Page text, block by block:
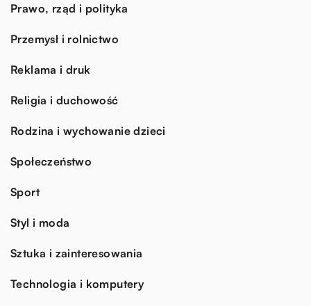
Prawo, rząd i polityka
Przemysł i rolnictwo
Reklama i druk
Religia i duchowość
Rodzina i wychowanie dzieci
Społeczeństwo
Sport
Styl i moda
Sztuka i zainteresowania
Technologia i komputery